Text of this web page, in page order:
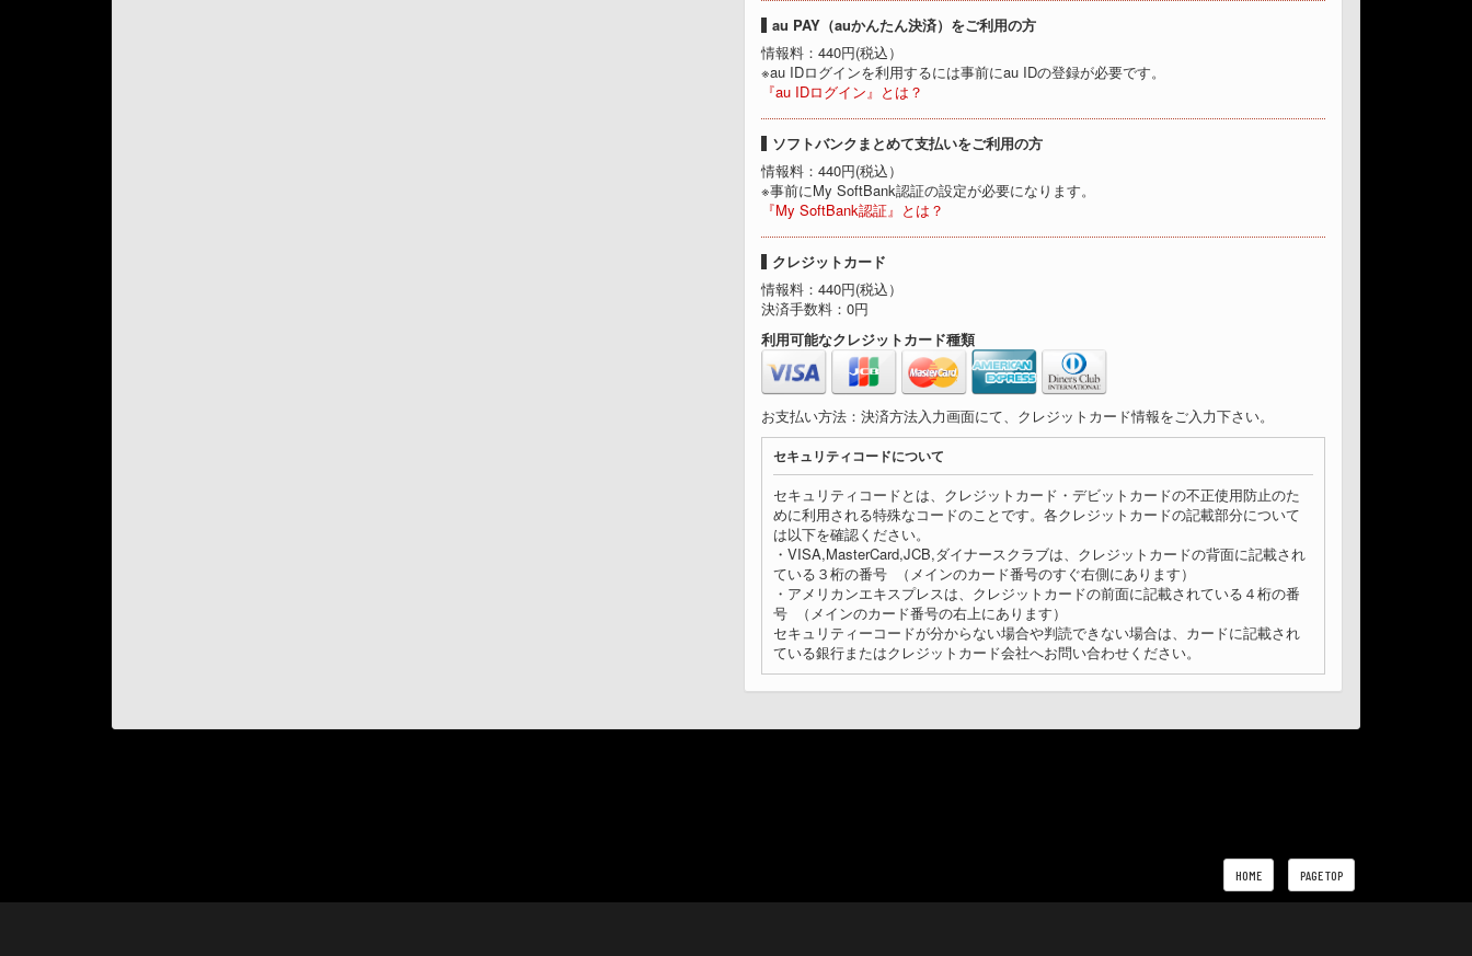
au PAY（auかんたん決済）をご利用の方
情報料：440円(税込）
※au IDログインを利用するには事前にau IDの登録が必要です。
『au IDログイン』とは？
ソフトバンクまとめて支払いをご利用の方
情報料：440円(税込）
※事前にMy SoftBank認証の設定が必要になります。
『My SoftBank認証』とは？
クレジットカード
情報料：440円(税込）
決済手数料：0円
利用可能なクレジットカード種類
お支払い方法：決済方法入力画面にて、クレジットカード情報をご入力下さい。
セキュリティコードについて
セキュリティコードとは、クレジットカード・デビットカードの不正使用防止のた
めに利用される特殊なコードのことです。各クレジットカードの記載部分について
は以下を確認ください。
・VISA,MasterCard,JCB,ダイナースクラブは、クレジットカードの背面に記載され
ている３桁の番号 （メインのカード番号のすぐ右側にあります）
・アメリカンエキスプレスは、クレジットカードの前面に記載されている４桁の番
号 （メインのカード番号の右上にあります）
セキュリティーコードが分からない場合や判読できない場合は、カードに記載され
ている銀行またはクレジットカード会社へお問い合わせください。
HOME PAGE TOP